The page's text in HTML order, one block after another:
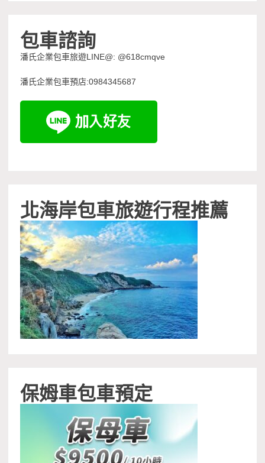
包車諮詢
潘氏企業包車旅遊LINE@: @618cmqve
潘氏企業包車預店:0984345687
北海岸包車旅遊行程推薦
保姆車包車預定